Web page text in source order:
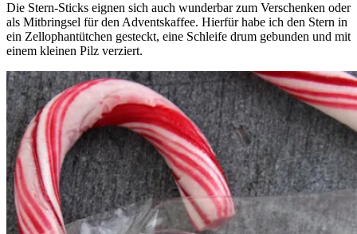
Die Stern-Sticks eignen sich auch wunderbar zum Verschenken oder
als Mitbringsel für den Adventskaffee. Hierfür habe ich den Stern in
ein Zellophantütchen gesteckt, eine Schleife drum gebunden und mit
einem kleinen Pilz verziert.